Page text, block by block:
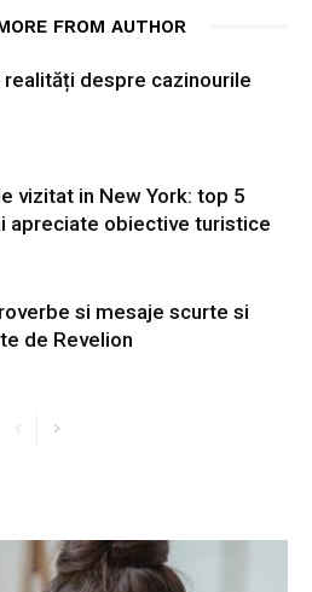
FROM AUTHOR
realități despre cazinourile
vizitat in New York: top 5
apreciate obiective turistice
si mesaje scurte si
de Revelion